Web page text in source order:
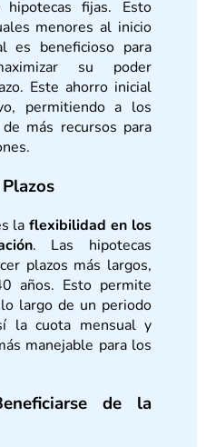
hipotecas fijas. Esto
menores al inicio
es beneficioso para
su poder
Este ahorro inicial
permitiendo a los
más recursos para
laflexibilidad en los
. Las hipotecas
plazos más largos,
años. Esto permite
largo de un periodo
la cuota mensual y
manejable para los
de la